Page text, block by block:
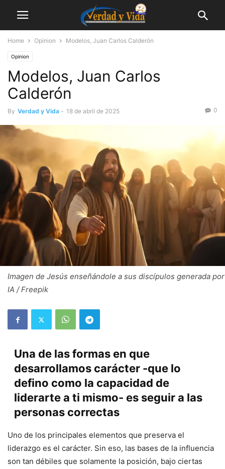
Home Opinion Modelos, Juan Carlos Calderón
Opinion
Modelos, Juan Carlos
Calderón
By Verdad y Vida - 18 de abril de 2025 0
Imagen de Jesús enseñándole a sus discípulos generada por
IA / Freepik
Una de las formas en que
desarrollamos carácter -que lo
defino como la capacidad de
liderarte a ti mismo- es seguir a las
personas correctas
Uno de los principales elementos que preserva el
liderazgo es el carácter. Sin eso, las bases de la influencia
son tan débiles que solamente la posición, bajo ciertas